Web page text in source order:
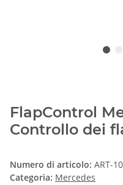
FlapControl
Controllo dei
Numero di articolo: ART-
Categoria: Mercedes